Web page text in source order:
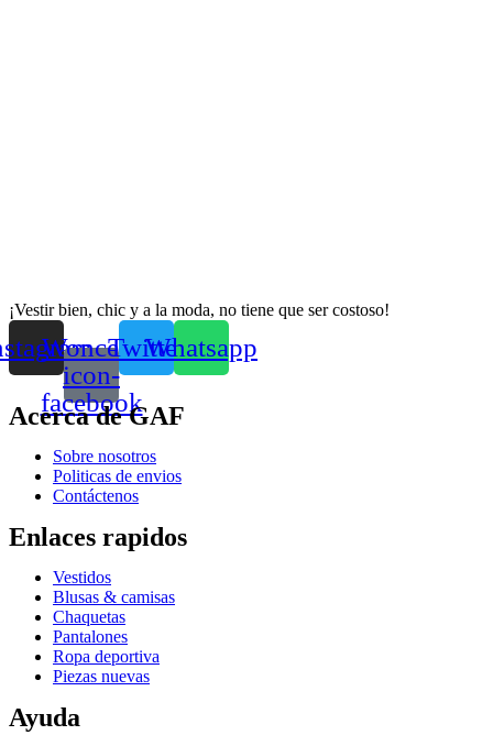
¡Vestir bien, chic y a la moda, no tiene que ser costoso!
Woncep-
icon-
facebook
TwitterWhatsapp
Acerca de GAF
Sobre nosotros
Politicas de envios
Contáctenos
Enlaces rapidos
Vestidos
Blusas & camisas
Chaquetas
Pantalones
Ropa deportiva
Piezas nuevas
Ayuda